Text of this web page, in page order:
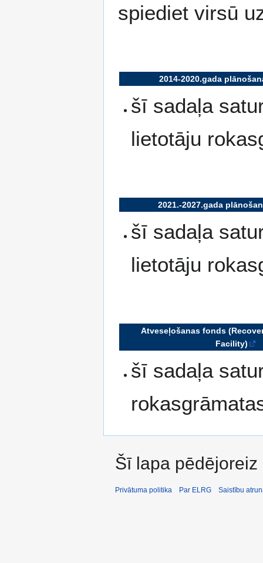
spiediet virsū
2014-2020.gada
šī sadaļa
lietotāju
2021.-2027.gada
šī sadaļa
lietotāju
Atveseļošanas fonds
Facility)
šī sadaļa
Šī lapa
Privātuma politika Par ELRG Saistību